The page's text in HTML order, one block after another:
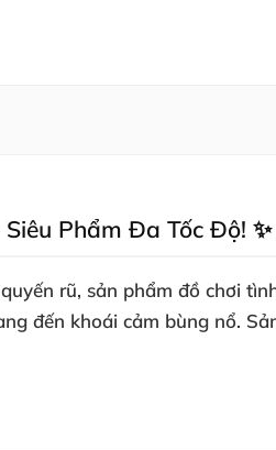
Phẩm Đa Tốc Độ! ✨
rũ, sản phẩm đồ chơi
đến khoái cảm bùng nổ.